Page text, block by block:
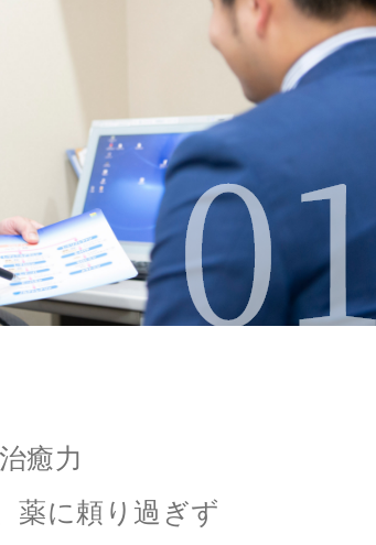
癒力
薬に頼り過ぎず